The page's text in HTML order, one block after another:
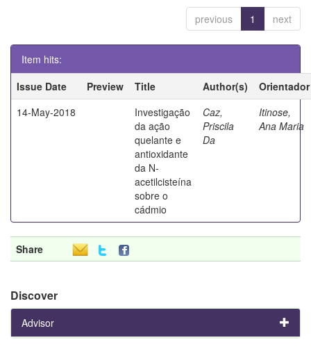
previous 1 next
Item hits:
Issue Date
Preview Title Author(s)
Orientador
14-May-2018
Investigação
da ação
quelante e
antioxidante
da N-
acetilcisteína
sobre o
cádmio
Caz,
Priscila
Da
Itinose,
Ana Maria
Share
Discover
Advisor